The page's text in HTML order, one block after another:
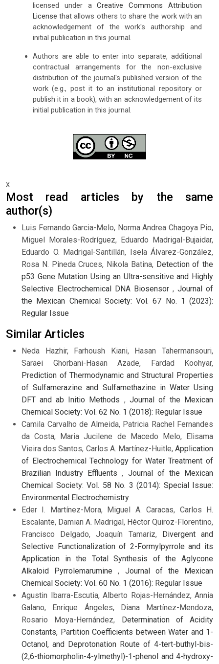
licensed under aCreative Commons Attribution
License that allows others to share the work with an
acknowledgement of the work's authorship and
initial publication in this journal.
Authors are able to enter into separate, additional
contractual arrangements for the non-exclusive
distribution of the journal's published version of the
work (e.g., post it to an institutional repository or
publish it in a book), with an acknowledgement of its
initial publication in this journal.
x
Most read articles by the same
author(s)
Luis Fernando Garcia-Melo, Norma Andrea Chagoya Pio,
Miguel Morales-Rodríguez, Eduardo Madrigal-Bujaidar,
Eduardo O. Madrigal-Santillán, Isela Álvarez-González,
Rosa N. Pineda Cruces, Nikola Batina, Detection of the
p53 Gene Mutation Using an Ultra-sensitive and Highly
Selective Electrochemical DNA Biosensor , Journal of
the Mexican Chemical Society: Vol. 67 No. 1 (2023):
Regular Issue
Similar Articles
Neda Hazhir, Farhoush Kiani, Hasan Tahermansouri,
Saraei Ghorbani-Hasan Azade, Fardad Koohyar,
Prediction of Thermodynamic and Structural Properties
of Sulfamerazine and Sulfamethazine in Water Using
DFT and ab Initio Methods , Journal of the Mexican
Chemical Society: Vol. 62 No. 1 (2018): Regular Issue
Camila Carvalho de Almeida, Patricia Rachel Fernandes
da Costa, Maria Jucilene de Macedo Melo, Elisama
Vieira dos Santos, Carlos A. Martínez-Huitle, Application
of Electrochemical Technology for Water Treatment of
Brazilian Industry Effluents, Journal of the Mexican
Chemical Society: Vol. 58 No. 3 (2014): Special Issue:
Environmental Electrochemistry
Eder I. Martínez-Mora, Miguel A. Caracas, Carlos H.
Escalante, Damian A. Madrigal, Héctor Quiroz-Florentino,
Francisco Delgado, Joaquín Tamariz, Divergent and
Selective Functionalization of 2-Formylpyrrole and its
Application in the Total Synthesis of the Aglycone
Alkaloid Pyrrolemarumine, Journal of the Mexican
Chemical Society: Vol. 60 No. 1 (2016): Regular Issue
Agustin Ibarra-Escutia, Alberto Rojas-Hernández, Annia
Galano, Enrique Ángeles, Diana Martínez-Mendoza,
Rosario Moya-Hernández, Determination of Acidity
Constants, Partition Coefficients between Water and 1-
Octanol, and Deprotonation Route of 4-tert-buthyl-bis-
(2,6-thiomorpholin-4-ylmethyl)-1-phenol and 4-hydroxy-